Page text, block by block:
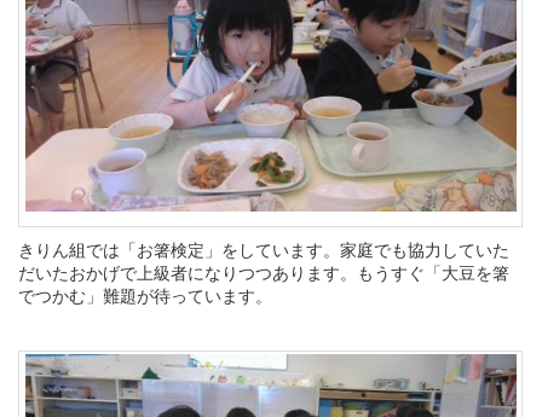
きりん組では「お箸検定」をしています。家庭でも協力していた
だいたおかげで上級者になりつつあります。もうすぐ「大豆を箸
でつかむ」難題が待っています。